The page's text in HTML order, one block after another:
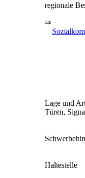
regionale
⇒
Lage und
Türen,
Haltestelle